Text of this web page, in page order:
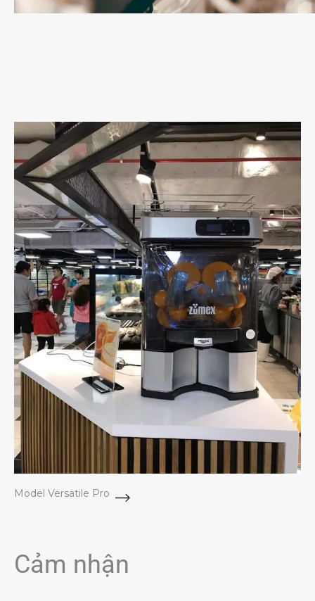
Model Versatile Pro
Cảm nhận